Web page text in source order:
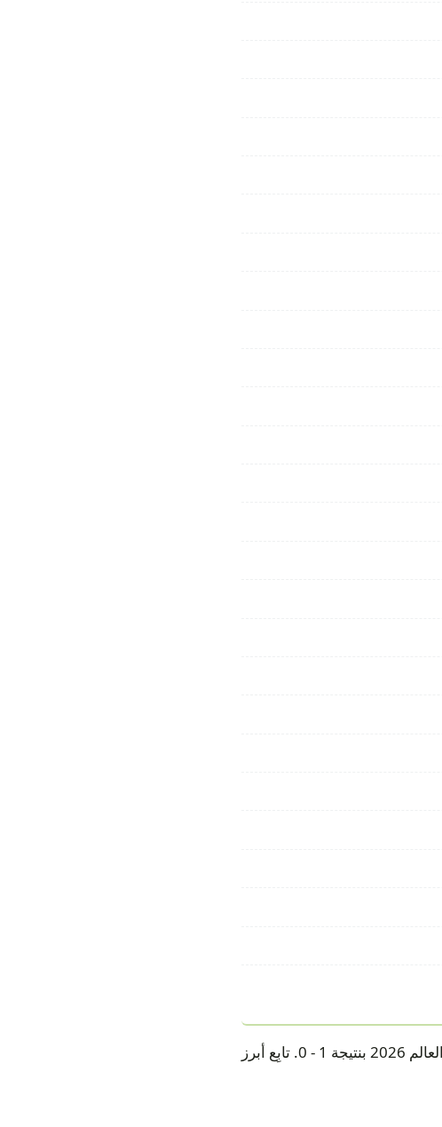
انتهت مباراة ساحل العاج والإكوادور ضمن دور المجموعات — المجموعة E في كأس العالم 2026 بنتيجة 1 - 0. تابِع أبرز